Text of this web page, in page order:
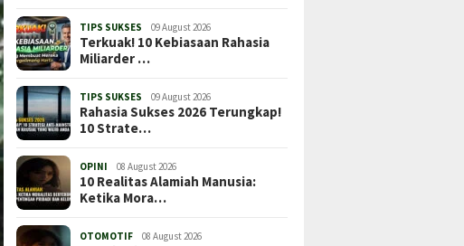
TIPS SUKSES 09 August 2026
Terkuak! 10 Kebiasaan Rahasia
Miliarder …
TIPS SUKSES 09 August 2026
Rahasia Sukses 2026 Terungkap!
10 Strate…
OPINI 08 August 2026
10 Realitas Alamiah Manusia:
Ketika Mora…
OTOMOTIF 08 August 2026